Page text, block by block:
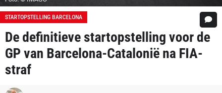
STARTOPSTELLING BARCELONA
De definitieve startopstelling voor de
GP van Barcelona-Catalonië na FIA-
straf